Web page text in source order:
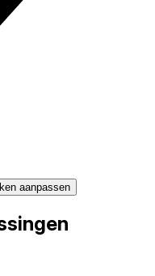
aanpassen